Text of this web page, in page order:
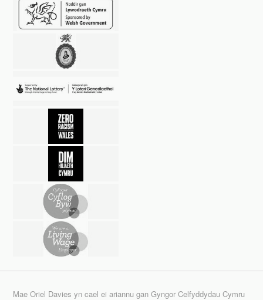
Mae Oriel Davies yn cael ei ariannu gan Gyngor Celfyddydau Cymru